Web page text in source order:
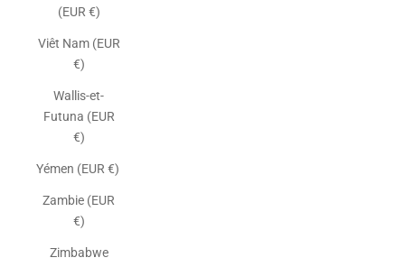
(EUR €)
Viêt Nam (EUR
€)
Wallis-et-
Futuna (EUR
€)
Yémen (EUR €)
Zambie (EUR
€)
Zimbabwe